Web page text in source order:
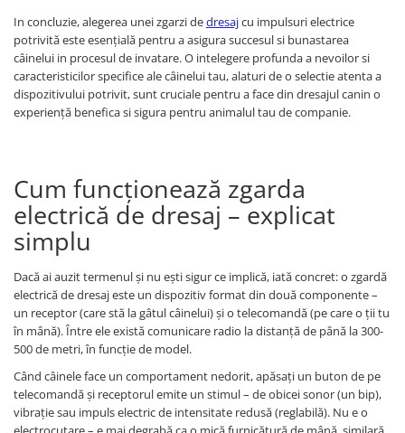
In concluzie, alegerea unei zgarzi dedresajcu impulsuri electrice
potrivită este esențială pentru a asigura succesul si bunastarea
câinelui in procesul de invatare. O intelegere profunda a nevoilor si
caracteristicilor specifice ale câinelui tau, alaturi de o selectie atenta a
dispozitivului potrivit, sunt cruciale pentru a face din dresajul canin o
experiență benefica si sigura pentru animalul tau de companie.
Cum funcționează zgarda
electrică de dresaj – explicat
simplu
Dacă ai auzit termenul și nu ești sigur ce implică, iată concret: o zgardă
electrică de dresaj este un dispozitiv format din două componente –
un receptor (care stă la gâtul câinelui) și o telecomandă (pe care o ții tu
în mână). Între ele există comunicare radio la distanță de până la 300-
500 de metri, în funcție de model.
Când câinele face un comportament nedorit, apăsați un buton de pe
telecomandă și receptorul emite un stimul – de obicei sonor (un bip),
vibrație sau impuls electric de intensitate redusă (reglabilă). Nu e o